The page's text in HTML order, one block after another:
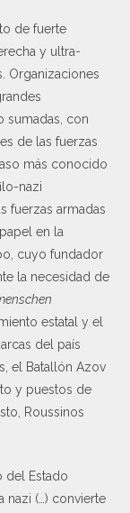
de fuerte
y ultra-
Organizaciones
sumadas, con
de las fuerzas
más conocido
nazi
fuerzas armadas
en la
cuyo fundador
la necesidad de
estatal y el
del país
el Batallón Azov
y puestos de
Roussinos
del Estado
nazi (…) convierte